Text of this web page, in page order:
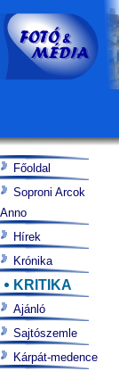
Főoldal
Soproni Arcok
Anno
Hírek
Krónika
KRITIKA
Ajánló
Sajtószemle
Kárpát-medence